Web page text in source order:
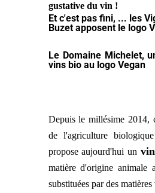
gustative du vin !
Et c'est pas fini, ... les
Buzet apposent le logo
Le Domaine Michelet,
vins bio au logo Vegan
Depuis le millésime 2014,
de l'agriculture
propose aujourd'hui unvin
matière d'origine animale
substituées par des